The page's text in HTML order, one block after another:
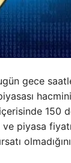
gece
150
piyasa